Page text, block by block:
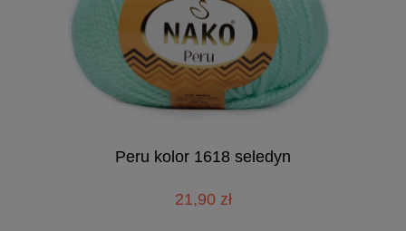
Peru kolor 1618 seledyn
21,90 zł